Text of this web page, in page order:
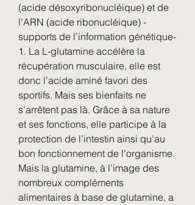
(acide désoxyribonucléique) et de
l’ARN (acide ribonucléique) -
supports de l’information génétique-
1. La L-glutamine accélère la
récupération musculaire, elle est
donc l’acide aminé favori des
sportifs. Mais ses bienfaits ne
s’arrêtent pas là. Grâce à sa nature
et ses fonctions, elle participe à la
protection de l’intestin ainsi qu’au
bon fonctionnement de l’organisme.
Mais la glutamine, à l’image des
nombreux compléments
alimentaires à base de glutamine, a